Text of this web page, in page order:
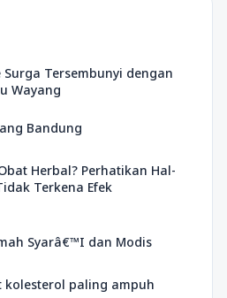
Surga Tersembunyi dengan
Wayang
Bandung
Herbal? Perhatikan Hal-
Terkena Efek
Syarâ€™I dan Modis
kolesterol paling ampuh